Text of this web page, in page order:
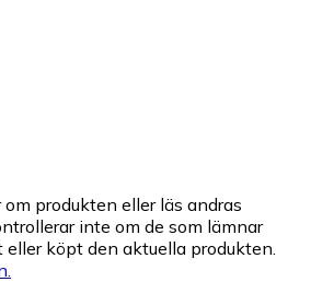
produkten eller läs andras
inte om de som lämnar
köpt den aktuella produkten.